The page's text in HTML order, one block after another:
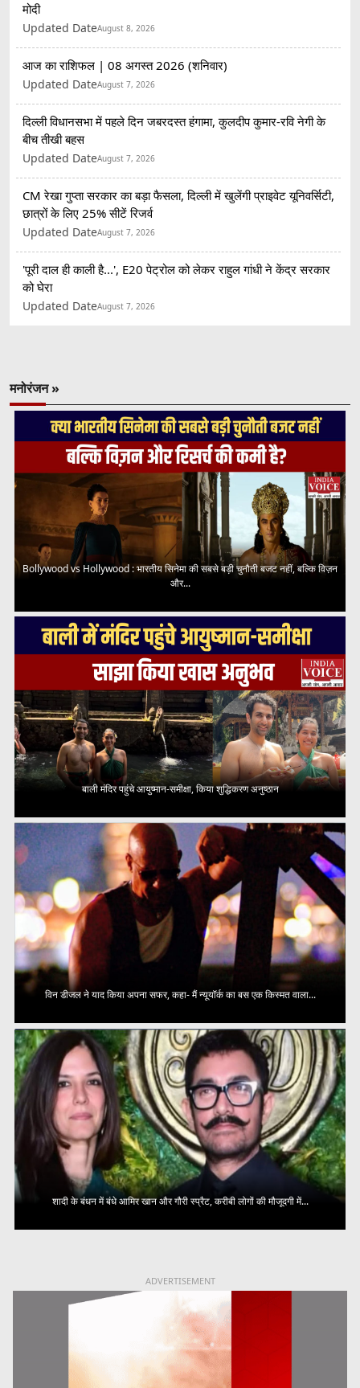
मोदी
Updated DateAugust 8, 2026
आज का राशिफल | 08 अगस्त 2026 (शनिवार)
Updated DateAugust 7, 2026
दिल्ली विधानसभा में पहले दिन जबरदस्त हंगामा, कुलदीप कुमार-रवि नेगी के
बीच तीखी बहस
Updated DateAugust 7, 2026
CM रेखा गुप्ता सरकार का बड़ा फैसला, दिल्ली में खुलेंगी प्राइवेट यूनिवर्सिटी,
छात्रों के लिए 25% सीटें रिजर्व
Updated DateAugust 7, 2026
'पूरी दाल ही काली है...', E20 पेट्रोल को लेकर राहुल गांधी ने केंद्र सरकार
को घेरा
Updated DateAugust 7, 2026
मनोरंजन »
Bollywood vs Hollywood : भारतीय सिनेमा की सबसे बड़ी चुनौती बजट नहीं, बल्कि विज़न
और...
बाली मंदिर पहुंचे आयुष्मान-समीक्षा, किया शुद्धिकरण अनुष्ठान
विन डीजल ने याद किया अपना सफर, कहा- मैं न्यूयॉर्क का बस एक किस्मत वाला...
शादी के बंधन में बंधे आमिर खान और गौरी स्प्रैट, करीबी लोगों की मौजूदगी में...
ADVERTISEMENT